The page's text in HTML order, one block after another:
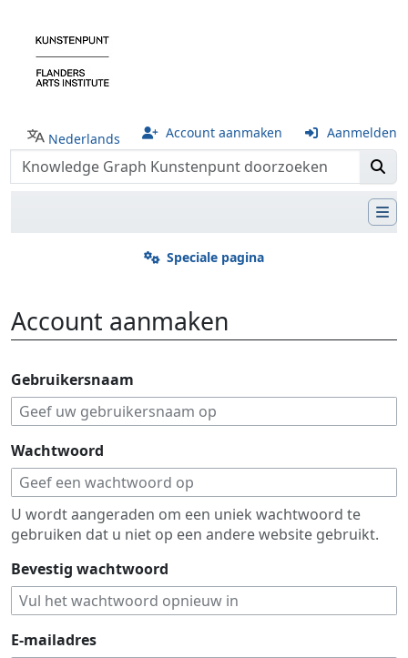
Nederlands Account aanmaken Aanmelden
Speciale pagina
Account aanmaken
Gebruikersnaam
Wachtwoord
U wordt aangeraden om een uniek wachtwoord te
gebruiken dat u niet op een andere website gebruikt.
Bevestig wachtwoord
E-mailadres